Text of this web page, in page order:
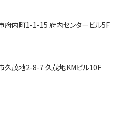
府内町1-1-15 府内センタービル5F
久茂地2-8-7 久茂地KMビル10F